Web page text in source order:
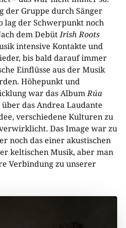
der Gruppe durch Sänger
lag der Schwerpunktnoch
dem DebütIrish Roots
intensive Kontakte und
bis bald darauf immer
Einflüsse aus der Musik
Höhepunkt und
war das AlbumRúa
das Andrea Laudante
verschiedene Kulturen zu
Das Image war zu
noch das einer akustischen
keltischen Musik, aber man
Verbindung zu unserer